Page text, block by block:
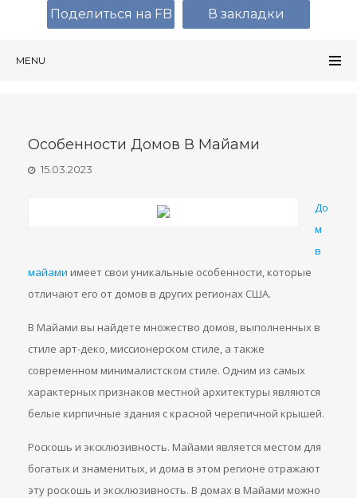
MENU
Особенности Домов В Майами
15.03.2023
До
м
в
майами имеет свои уникальные особенности, которые
отличают его от домов в других регионах США.
В Майами вы найдете множество домов, выполненных в
стиле арт-деко, миссионерском стиле, а также
современном минималистском стиле. Одним из самых
характерных признаков местной архитектуры являются
белые кирпичные здания с красной черепичной крышей.
Роскошь и эксклюзивность. Майами является местом для
богатых и знаменитых, и дома в этом регионе отражают
эту роскошь и эксклюзивность. В домах в Майами можно
Поделиться на FB В закладки